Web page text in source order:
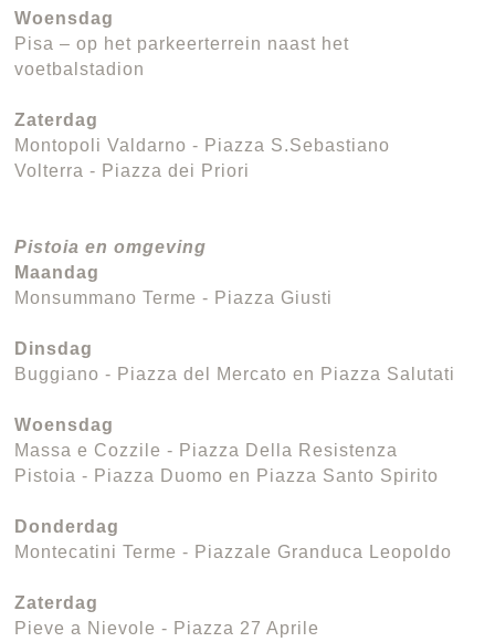
Woensdag
Pisa – op het parkeerterrein naast het
voetbalstadion
Zaterdag
Montopoli Valdarno - Piazza S.Sebastiano
Volterra - Piazza dei Priori
Pistoia en omgeving
Maandag
Monsummano Terme - Piazza Giusti
Dinsdag
Buggiano - Piazza del Mercato en Piazza Salutati
Woensdag
Massa e Cozzile - Piazza Della Resistenza
Pistoia - Piazza Duomo en Piazza Santo Spirito
Donderdag
Montecatini Terme - Piazzale Granduca Leopoldo
Zaterdag
Pieve a Nievole - Piazza 27 Aprile